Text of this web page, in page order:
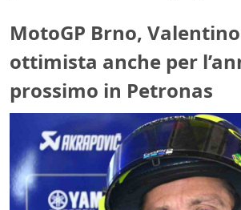
MotoGP Brno,
ottimista anche per
prossimo in Petronas